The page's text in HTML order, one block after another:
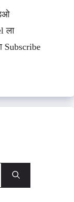
ला
Subscribe